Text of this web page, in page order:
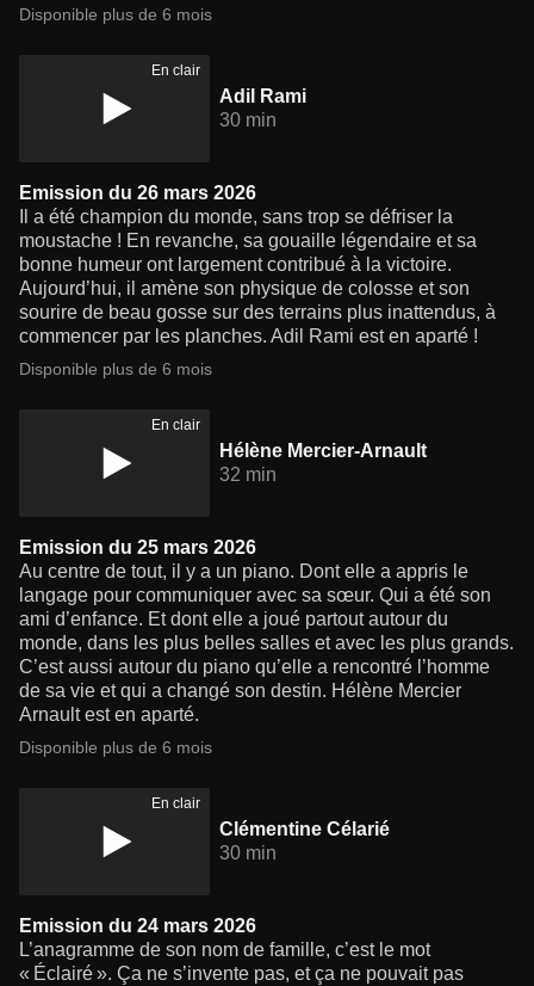
Disponible plus de 6 mois
En clair
Adil Rami
30 min
Emission du 26 mars 2026
Il a été champion du monde, sans trop se défriser la
moustache ! En revanche, sa gouaille légendaire et sa
bonne humeur ont largement contribué à la victoire.
Aujourd’hui, il amène son physique de colosse et son
sourire de beau gosse sur des terrains plus inattendus, à
commencer par les planches. Adil Rami est en aparté !
Disponible plus de 6 mois
En clair
Hélène Mercier-Arnault
32 min
Emission du 25 mars 2026
Au centre de tout, il y a un piano. Dont elle a appris le
langage pour communiquer avec sa sœur. Qui a été son
ami d’enfance. Et dont elle a joué partout autour du
monde, dans les plus belles salles et avec les plus grands.
C’est aussi autour du piano qu’elle a rencontré l’homme
de sa vie et qui a changé son destin. Hélène Mercier
Arnault est en aparté.
Disponible plus de 6 mois
En clair
Clémentine Célarié
30 min
Emission du 24 mars 2026
L’anagramme de son nom de famille, c’est le mot
« Éclairé ». Ça ne s’invente pas, et ça ne pouvait pas